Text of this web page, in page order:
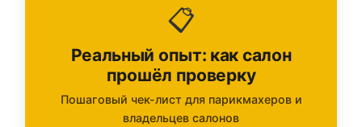
📋
Реальный опыт: как салон
прошёл проверку
Пошаговый чек-лист для парикмахеров и
владельцев салонов